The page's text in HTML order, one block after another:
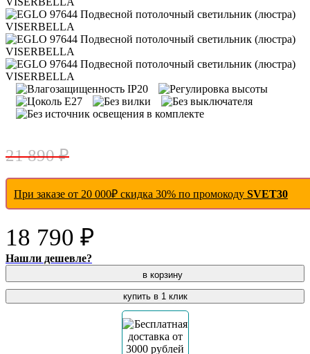
21 890 ₽
При заказе от 20 000₽ скидка 30% по промокоду SVET30
18 790 ₽
Нашли дешевле?
в корзину
купить в 1 клик